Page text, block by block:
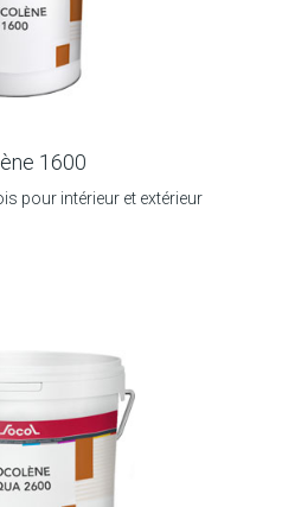
1600
pour intérieur et extérieur